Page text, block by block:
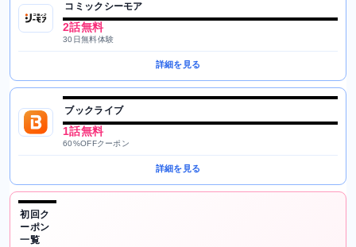
コミックシーモア
2話無料
30日無料体験
詳細を見る
ブックライブ
1話無料
60%OFFクーポン
詳細を見る
初回ク
ーポン
一覧